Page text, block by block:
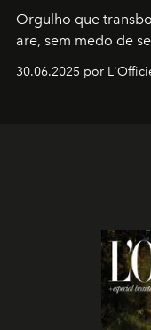
Orgulho que
are, sem medo de
30.06.2025 por